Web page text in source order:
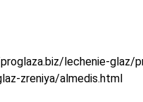
lechenie-glaz/
zreniya/almedis.html